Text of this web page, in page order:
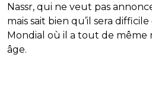
Nassr, qui ne veut pas
mais sait bien qu’il sera
Mondial où il a tout de même
âge.